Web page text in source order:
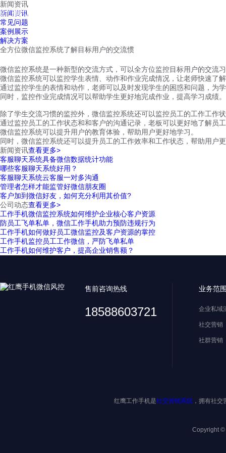
红鹰工作手机
新闻资讯
新闻资讯
常见问题
案例展示
解决方案
全方位微信监控系统了解目标用户的交流惯
微信监控系统是一种新型的交流方式，可以全方位监控目标用户的交流
微信监控系统可以监控学生表情、动作和作业完成情况，让老师快速了
通过监控学生的表情和动作，老师可以及时发现学生的困惑和问题，为
同时，监控作业完成情况可以帮助学生更好地完成作业，提高学习成绩。
除了学生交流习惯的监控外，微信监控系统还可以监控员工的工作工作
通过监控员工的工作状态和和客户的沟通记录，老板可以更好地了解员
微信监控系统可以提升用户的教育体验，帮助用户更好地学习。
同时，微信监控系统还可以提升员工的工作效率和工作状态，帮助用户
新闻资讯查看更多>
客服聊天系统具备微信数据统计功能
哪些客服聊天系统好用？
客服聊天系统云客服一对多沟通
管理者怎样才能监管好微信朋友圈
客户加到微信好友，如何充分利用其价值?
公司动态查看更多>
工作手机微信监控系统如何维护企业核心客户资源
防员工飞单私单，微信工作手机助力预防违规行为
工作手机如何做好员工微信监控及客户资源的掌控
工作手机监控员工工作微信，严防飞单私单
工作手机如何维护客户，提高企业销售额？
售前咨询热线
18588603721
业务范
企业私域
社交营销
社群营销
红鹰工作手机是社交营销系统 ，拥有社
Copyright ©